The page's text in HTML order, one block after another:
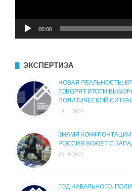
00:00
ЭКСПЕРТИЗА
НОВАЯ РЕАЛЬНОСТЬ:
ГОВОРЯТ ИТОГИ
ПОЛИТИЧЕСКОЙ
18.11.2021
ЗНАМЯ
РОССИЯ ВОЮЕТ С
25.10.2021
ГОД НАВАЛЬНОГО.